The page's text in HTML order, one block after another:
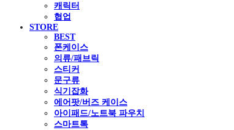
캐릭터
협업
STORE
BEST
폰케이스
의류/패브릭
스티커
문구류
식기잡화
에어팟/버즈 케이스
아이패드/노트북 파우치
스마트톡